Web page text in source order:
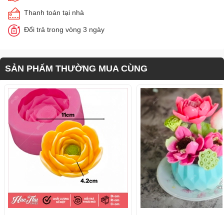
Thanh toán tại nhà
Đổi trả trong vòng 3 ngày
SẢN PHẨM THƯỜNG MUA CÙNG